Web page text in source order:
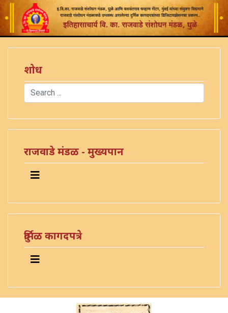
शोध
Search
राजवाडे मंडळ - मुख्यपान
दुर्मिळ कागदपत्रे